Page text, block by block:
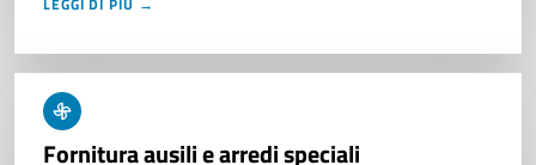
Fornitura ausili e arredi speciali